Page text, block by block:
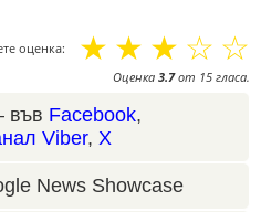
оценка: ☆
☆
☆
☆
☆
Оценка 3.7от 15 гласа.
във Facebook,
Viber, X
News Showcase